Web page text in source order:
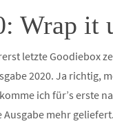
Wrap it
letzte Goodiebox
2020. Ja richtig,
ich für’s erste
Ausgabe mehr